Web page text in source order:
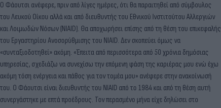
Ο Φάουτσι ανέφερε, πριν από λίγες ημέρες, ότι θα παραιτηθεί από σύμβουλος
του Λευκού Οίκου αλλά και από διευθυντής του Εθνικού Ινστιτούτου Αλλεργιών
και Λοιμωδών Νόσων (NIAID). Θα αποχωρήσει επίσης από τη θέση του επικεφαλής
του Εργαστηρίου Ανοσορύθμισης του NIAID. Δεν σκοπεύει όμως να
«συνταξιοδοτηθεί» ακόμη. «Έπειτα από περισσότερα από 50 χρόνια δημόσιας
υπηρεσίας, σχεδιάζω να συνεχίσω την επόμενη φάση της καριέρας μου ενώ έχω
ακόμη τόση ενέργεια και πάθος για τον τομέα μου» ανέφερε στην ανακοίνωσή
του. Ο Φάουτσι είναι διευθυντής του NIAID από το 1984 και από τη θέση αυτή
συνεργάστηκε με επτά προέδρους. Τον περασμένο μήνα είχε δηλώσει στο